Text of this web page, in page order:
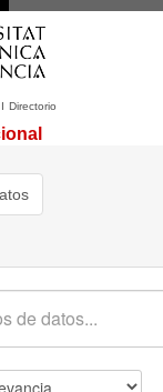
Directorio